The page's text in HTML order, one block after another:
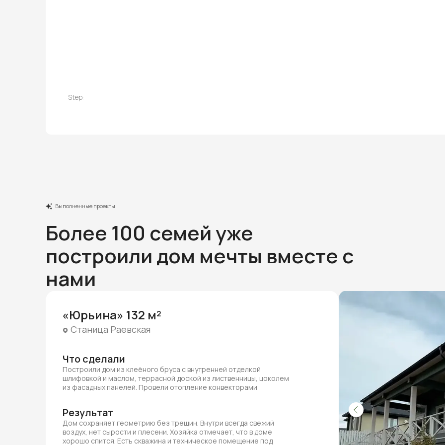
Step:
Более 100 семей уже
построили дом мечты вместе с
нами
Выполненные проекты
«Юрьина» 132 м²
Станица Раевская
Что сделали
Построили дом из клеёного бруса с внутренней отделкой
шлифовкой и маслом, террасной доской из лиственницы, цоколем
из фасадных панелей. Провели отопление конвекторами
Результат
Дом сохраняет геометрию без трещин. Внутри всегда свежий
воздух, нет сырости и плесени. Хозяйка отмечает, что в доме
хорошо спится. Есть скважина и техническое помещение под